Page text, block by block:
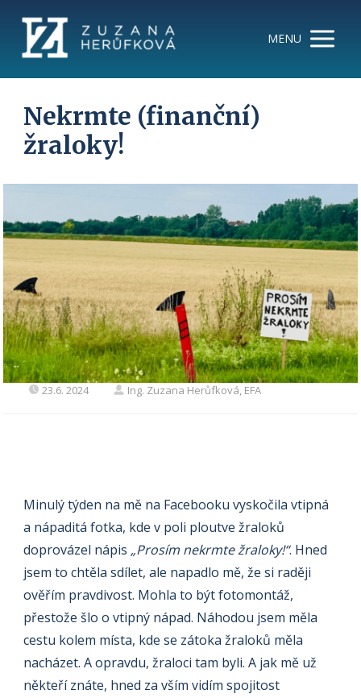
MENU
Nekrmte (finanční)
žraloky!
23.6. 2024 Ing. Zuzana Herůfková, EFA
Minulý týden na mě na Facebooku vyskočila vtipná
a nápaditá fotka, kde v poli ploutve žraloků
doprovázel nápis „Prosím nekrmte žraloky!“. Hned
jsem to chtěla sdílet, ale napadlo mě, že si raději
ověřím pravdivost. Mohla to být fotomontáž,
přestože šlo o vtipný nápad. Náhodou jsem měla
cestu kolem místa, kde se zátoka žraloků měla
nacházet. A opravdu, žraloci tam byli. A jak mě už
někteří znáte, hned za vším vidím spojitost